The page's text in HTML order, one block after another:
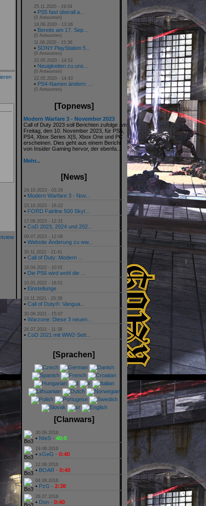
25.11.2020 - 19:04
• PS5 fast überall a...
(0 Antworten)
18.09.2020 - 13:26
• Bereits am 17. Sep...
(0 Antworten)
11.06.2020 - 15:36
• SONY PlayStation 5...
(0 Antworten)
22.05.2020 - 14:52
• Neuigkeiten zu uns...
(0 Antworten)
22.05.2020 - 14:43
• PS4-Namen ändern: ...
(0 Antworten)
[Topnews]
Modern Warfare 3 - November 2023
Call of Duty 2023 soll Berichten zufolge am
Freitag, den 10. November 2023, für PS5,
PS4, Xbox Series X|S, Xbox One und PC
erscheinen. Dies geht aus einem Bericht
von Insider Gaming hervor, der ebenfa...
Mehr...
[News]
24.10.2023 - 03:29
• Modern Warfare 3 - Nov...
23.10.2023 - 16:22
• FORD Fairline 500 Skyl...
17.09.2023 - 12:31
• CoD 2023, 2024 und 202...
09.07.2023 - 12:06
• Website Änderung zu ww...
30.11.2022 - 21:41
• Call of Duty: Modern ...
18.04.2022 - 10:01
• Die PS6 wird wohl die ...
10.01.2022 - 16:01
• Einstellunge
19.11.2021 - 20:38
• Call of Duty®: Vangua...
30.09.2021 - 15:07
• Warzone: Diese 3 neuen...
26.07.2021 - 11:38
• CoD 2021 mit WW2-Sett...
[Sprachen]
[Clanwars]
30.09.2016
• NIeS - 40:0
19.08.2016
• xGeG - 0:40
12.08.2016
• BOAR - 0:40
04.08.2016
• PzG - 2:38
28.07.2016
• Don - 0:40